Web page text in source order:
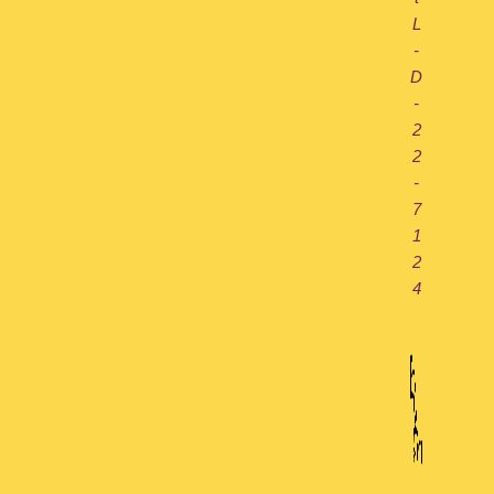
L
-
D
-
2
2
-
7
1
2
4